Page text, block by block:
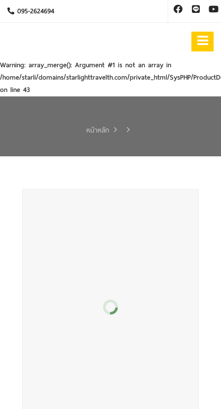
095-2624694
Warning: array_merge(): Argument #1 is not an array in
/home/starli/domains/starlighttravelth.com/private_html/SysPHP/
on line 43
หน้าหลัก